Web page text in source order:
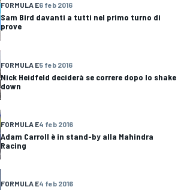
FORMULA E6 feb 2016
Sam Bird davanti a tutti nel primo turno di
prove
FORMULA E5 feb 2016
Nick Heidfeld deciderà se correre dopo lo shake
down
FORMULA E4 feb 2016
Adam Carroll è in stand-by alla Mahindra
Racing
FORMULA E4 feb 2016